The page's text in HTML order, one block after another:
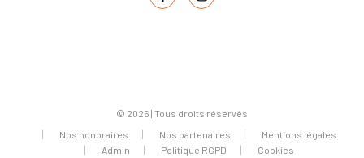
© 2026 | Tous droits réservés
Nos honoraires
Nos partenaires
Mentions légales
Admin
Politique RGPD Cookies